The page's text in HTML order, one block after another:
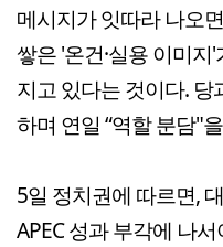
메시지가 잇따라 나오
쌓은 '온건·실용 이미
지고 있다는 것이다.
하며 연일 “역할 분담"
5일 정치권에 따르면,
APEC 성과 부각에 나